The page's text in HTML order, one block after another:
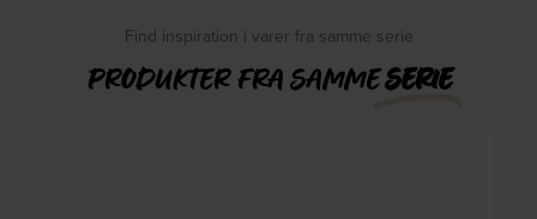
Find inspiration i varer fra samme serie
PRODUKTER FRA SAMMESERIE